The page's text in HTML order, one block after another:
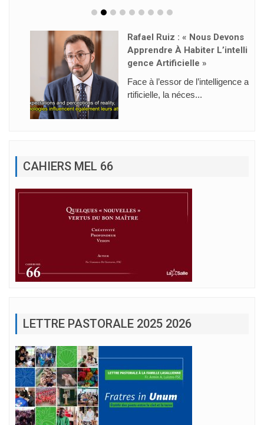
Rafael Ruiz : « Nous Devons
Apprendre À Habiter L’intelli
Gence Artificielle »
Face à l’essor de l’intelligence a
rtificielle, la néces...
CAHIERS MEL 66
LETTRE PASTORALE 2025 2026